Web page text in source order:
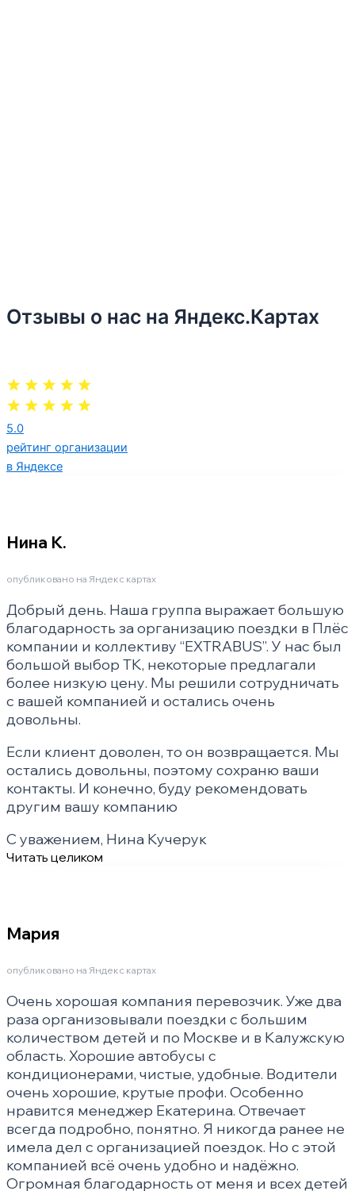
Отзывы о нас на Яндекс.Картах
5.0
рейтинг организации
в Яндексе
Нина К.
опубликовано на Яндекс картах
Добрый день. Наша группа выражает большую
благодарность за организацию поездки в Плёс
компании и коллективу “EXTRABUS”. У нас был
большой выбор ТК, некоторые предлагали
более низкую цену. Мы решили сотрудничать
с вашей компанией и остались очень
довольны.
Если клиент доволен, то он возвращается. Мы
остались довольны, поэтому сохраню ваши
контакты. И конечно, буду рекомендовать
другим вашу компанию
С уважением, Нина Кучерук
Читать целиком
Мария
опубликовано на Яндекс картах
Очень хорошая компания перевозчик. Уже два
раза организовывали поездки с большим
количеством детей и по Москве и в Калужскую
область. Хорошие автобусы с
кондиционерами, чистые, удобные. Водители
очень хорошие, крутые профи. Особенно
нравится менеджер Екатерина. Отвечает
всегда подробно, понятно. Я никогда ранее не
имела дел с организацией поездок. Но с этой
компанией всё очень удобно и надёжно.
Огромная благодарность от меня и всех детей